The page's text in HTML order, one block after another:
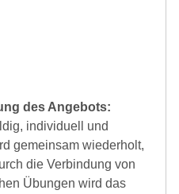
des Angebots:
individuell und
gemeinsam wiederholt,
die Verbindung von
Übungen wird das